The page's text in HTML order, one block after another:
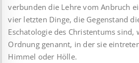
verbunden die Lehre vom Anbruch
vier letzten Dinge, die Gegenstand
Eschatologie des Christentums sind,
Ordnung genannt, in der sie
Himmel oder Hölle.